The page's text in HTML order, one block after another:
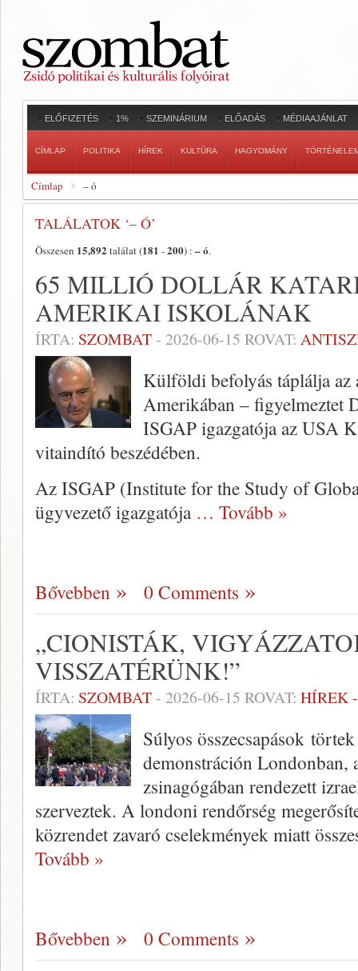
ELŐFIZETÉS 1% SZEMINÁRIUM ELŐADÁS MÉDIAAJÁNLAT
CÍMLAP POLITIKA HÍREK KULTÚRA HAGYOMÁNY
Címlap – ó
TALÁLATOK ‘– Ó’
Összesen 15,892 találat (181 -200) : – ó.
65 MILLIÓ DOLLÁR
AMERIKAI ISKOLÁNAK
ÍRTA: SZOMBAT- 2026-06-15 ROVAT:
Külföldi befolyás táplálja az
Amerikában – figyelmeztet
ISGAP igazgatója az USA
vitaindító beszédében.
Az ISGAP (Institute for the Study of
ügyvezető igazgatója … Tovább »
Bővebben 0 Comments
„CIONISTÁK,
VISSZATÉRÜNK!”
ÍRTA: SZOMBAT- 2026-06-15 ROVAT: HÍREK
Súlyos összecsapások
demonstráción Londonban,
zsinagógában rendezett
szerveztek. A londoni rendőrség
közrendet zavaró cselekmények miatt
Tovább »
Bővebben 0 Comments